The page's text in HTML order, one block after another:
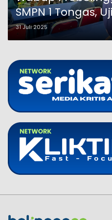
SMPN 1 Tongas,
Hafalan Siswi
31 Juli 2025